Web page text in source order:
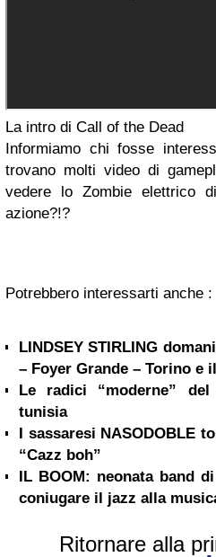
La intro di Call of the Dead
Informiamo chi fosse
trovano molti video di
vedere lo Zombie elettrico
azione?!?
Potrebbero interessarti anche :
LINDSEY STIRLING
– Foyer Grande – Torino e
Le radici “moderne”
tunisia
I sassaresi NASODOBLE
“Cazz boh”
IL BOOM: neonata band
coniugare il jazz alla
Ritornare alla